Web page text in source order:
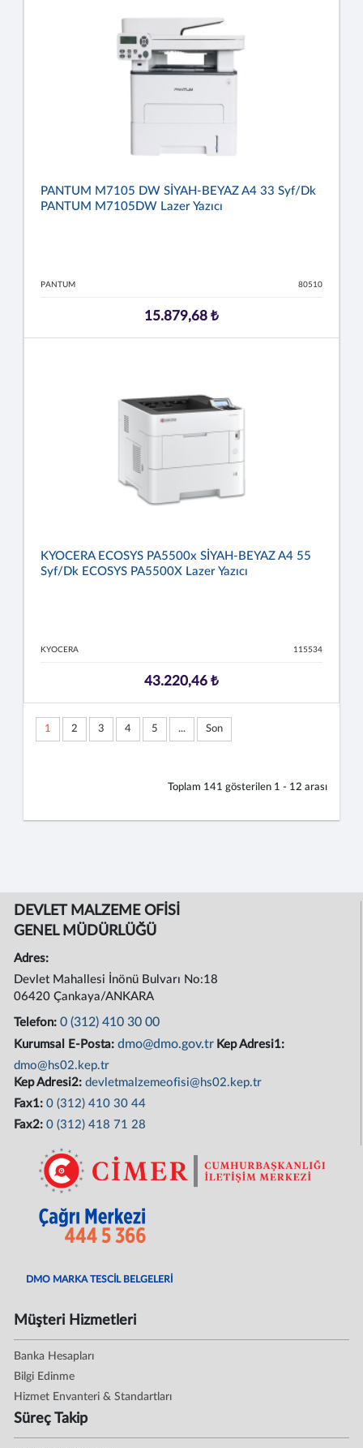
PANTUM M7105 DW SİYAH-BEYAZ A4 33 Syf/dk
PANTUM M7105DW Lazer Yazıcı
PANTUM 80510
15.879,68 ₺
KYOCERA ECOSYS PA5500x SİYAH-BEYAZ A4 55
Syf/dk ECOSYS PA5500X Lazer Yazıcı
KYOCERA 115534
43.220,46 ₺
1 2 3 4 5 ... Son
Toplam 141 gösterilen 1 - 12 arası
DEVLET MALZEME OFİSİ
GENEL MÜDÜRLÜĞÜ
Adres:
Devlet Mahallesi İnönü Bulvarı No:18
06420 Çankaya/ANKARA
Telefon:0 (312) 410 30 00
Kurumsal E-Posta:dmo@dmo.gov.tr Kep Adresi1:
dmo@hs02.kep.tr
Kep Adresi2:devletmalzemeofisi@hs02.kep.tr
Fax1:0 (312) 410 30 44
Fax2:0 (312) 418 71 28
DMO MARKA TESCİL BELGELERİ
Müşteri Hizmetleri
Banka Hesapları
Bilgi Edinme
Hizmet Envanteri & Standartları
Süreç Takip